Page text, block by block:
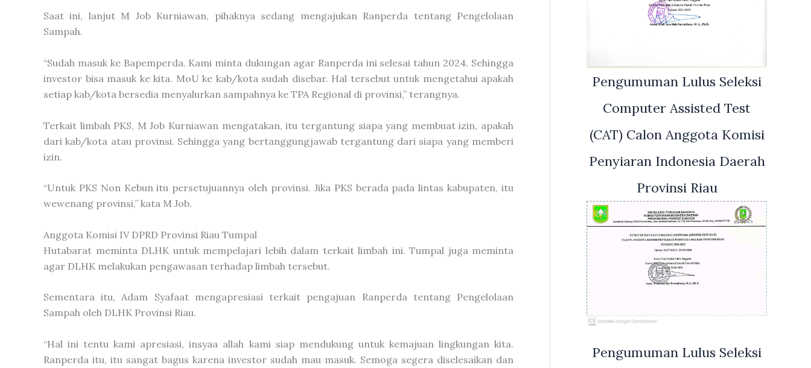
Saat ini, lanjut M Job Kurniawan, pihaknya sedang mengajukan Ranperda tentang Pengelolaan
Sampah.
“Sudah masuk ke Bapemperda. Kami minta dukungan agar Ranperda ini selesai tahun 2024. Sehingga
investor bisa masuk ke kita. MoU ke kab/kota sudah disebar. Hal tersebut untuk mengetahui apakah
setiap kab/kota bersedia menyalurkan sampahnya ke TPA Regional di provinsi,” terangnya.
Terkait limbah PKS, M Job Kurniawan mengatakan, itu tergantung siapa yang membuat izin, apakah
dari kab/kota atau provinsi. Sehingga yang bertanggungjawab tergantung dari siapa yang memberi
izin.
“Untuk PKS Non Kebun itu persetujuannya oleh provinsi. Jika PKS berada pada lintas kabupaten, itu
wewenang provinsi,” kata M Job.
Anggota Komisi IV DPRD Provinsi Riau Tumpal
Hutabarat meminta DLHK untuk mempelajari lebih dalam terkait limbah ini. Tumpal juga meminta
agar DLHK melakukan pengawasan terhadap limbah tersebut.
Sementara itu, Adam Syafaat mengapresiasi terkait pengajuan Ranperda tentang Pengelolaan
Sampah oleh DLHK Provinsi Riau.
“Hal ini tentu kami apresiasi, insyaa allah kami siap mendukung untuk kemajuan lingkungan kita.
Ranperda itu, itu sangat bagus karena investor sudah mau masuk. Semoga segera diselesaikan dan
Pengumuman Lulus Seleksi
Computer Assisted Test
(CAT) Calon Anggota Komisi
Penyiaran Indonesia Daerah
Provinsi Riau
Pengumuman Lulus Seleksi